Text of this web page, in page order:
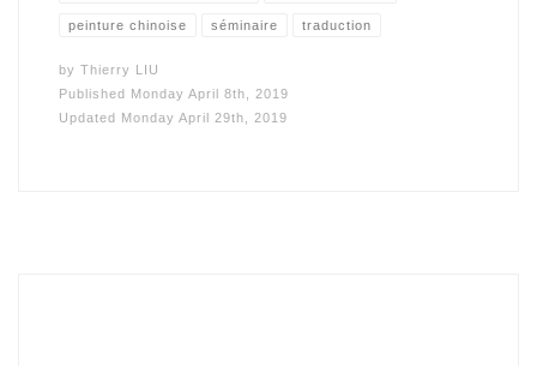
peinture chinoise séminaire traduction
byThierry LIU
Published
Monday April 8th, 2019
Updated Monday April 29th, 2019